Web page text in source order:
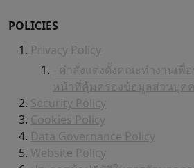
POLICIES
Privacy Policy
- คำสั่งแต่งตั้งคณะทำงานเพื่
หน้าที่คุ้มครองข้อมูลส่วนบุค
Security Policy
Cookies Policy
Data Governance Policy
Website Policy